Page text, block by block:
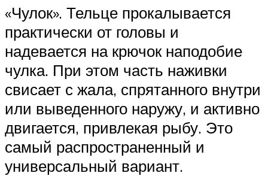
«Чулок». Тельце прокалывается
практически от головы и
надевается на крючок наподобие
чулка. При этом часть наживки
свисает с жала, спрятанного внутри
или выведенного наружу, и активно
двигается, привлекая рыбу. Это
самый распространенный и
универсальный вариант.